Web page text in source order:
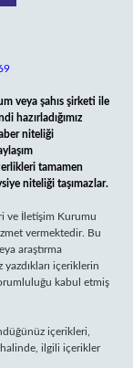
veya şahıs şirketi ile
hazırladığımız
niteliği
tamamen
niteliği taşımazlar.
ve İletişim Kurumu
vermektedir. Bu
araştırma
içeriklerin
kabul etmiş
içerikleri,
ilgili içerikler